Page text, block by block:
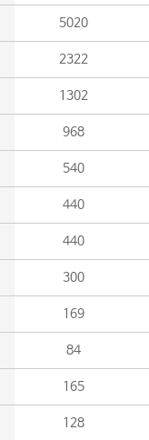
5020
2322
1302
968
540
440
440
300
169
84
165
128